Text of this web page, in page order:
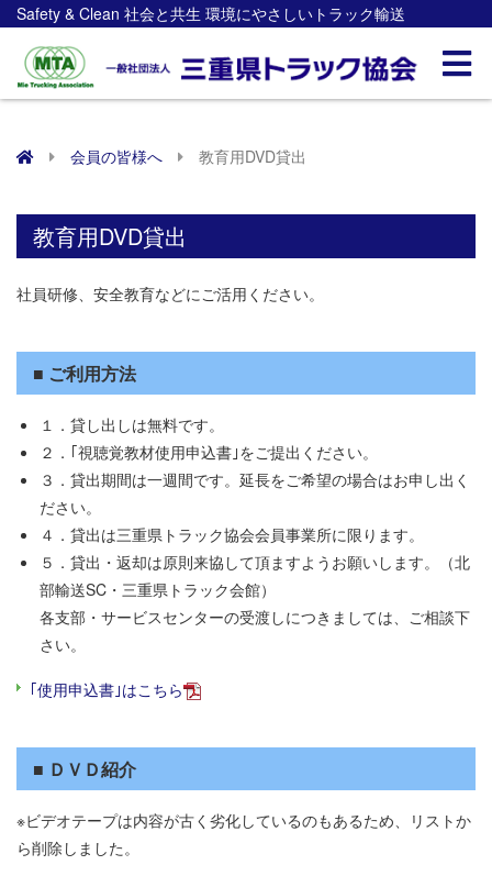
Safety & Clean 社会と共生 環境にやさしいトラック輸送
会員の皆様へ 教育用DVD貸出
教育用DVD貸出
社員研修、安全教育などにご活用ください。
■ ご利用方法
１．貸し出しは無料です。
２．｢視聴覚教材使用申込書｣をご提出ください。
３．貸出期間は一週間です。延長をご希望の場合はお申し出く
ださい。
４．貸出は三重県トラック協会会員事業所に限ります。
５．貸出・返却は原則来協して頂ますようお願いします。（北
部輸送SC・三重県トラック会館）
各支部・サービスセンターの受渡しにつきましては、ご相談下
さい。
｢使用申込書｣はこちら
■ ＤＶＤ紹介
※ビデオテープは内容が古く劣化しているのもあるため、リストか
ら削除しました。